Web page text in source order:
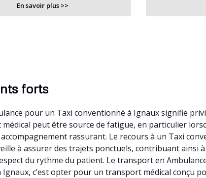
En savoir plus >>
forts
pour un Taxi conventionné à Ignaux signifie
peut être source de fatigue, en particulier
rassurant. Le recours à un Taxi
à assurer des trajets ponctuels, contribuant ainsi
du rythme du patient. Le transport en
Ignaux, c’est opter pour un transport médical conçu